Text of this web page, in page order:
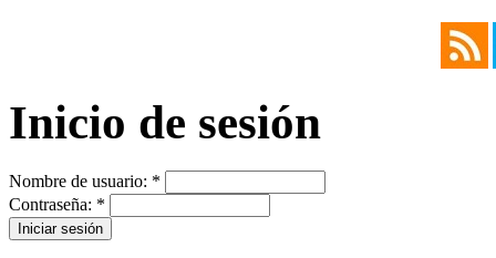
Inicio de sesión
Nombre de usuario: *
Contraseña: *